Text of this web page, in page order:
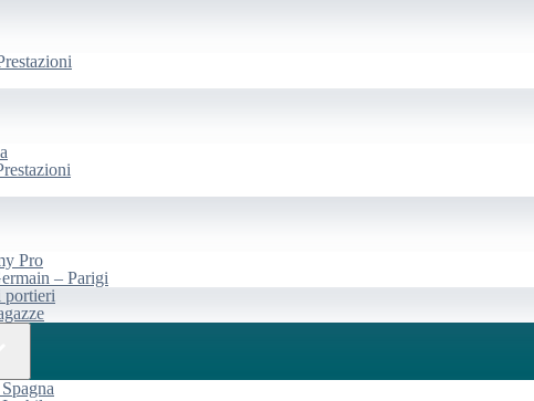
Pro
– Parigi
portieri